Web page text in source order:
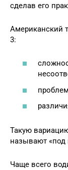
сделав его
Американский
3:
Такую
называют «под
Чаще всего